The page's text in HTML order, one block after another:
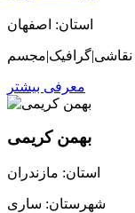
استان: اصفهان
معرفی بیشتر
بهمن کریمی
استان: مازندران
شهرستان: ساری